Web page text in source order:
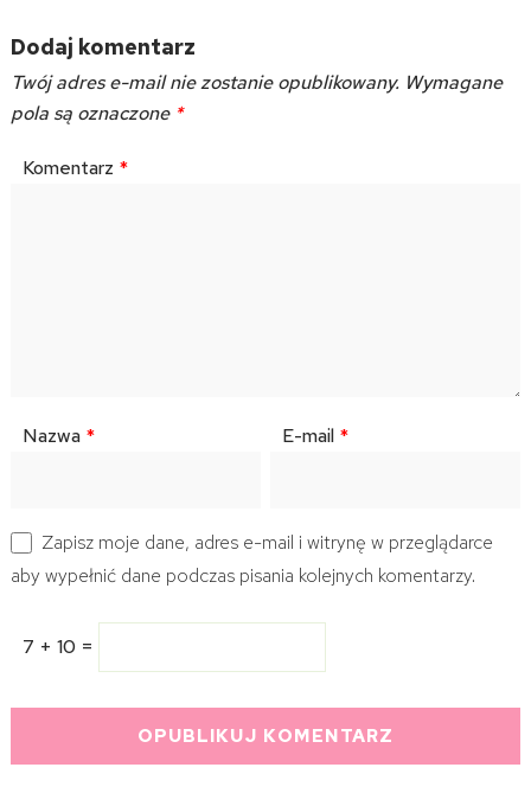
Dodaj komentarz
Twój adres e-mail nie zostanie opublikowany. Wymagane
pola są oznaczone *
Komentarz *
Nazwa * E-mail *
Zapisz moje dane, adres e-mail i witrynę w przeglądarce
aby wypełnić dane podczas pisania kolejnych komentarzy.
7 + 10 =